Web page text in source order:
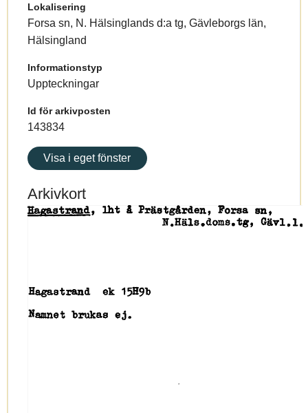
Lokalisering
Forsa sn, N. Hälsinglands d:a tg, Gävleborgs län,
Hälsingland
Informationstyp
Uppteckningar
Id för arkivposten
143834
Visa i eget fönster
Arkivkort